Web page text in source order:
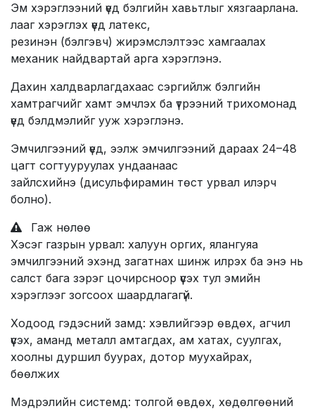
Эм хэрэглээний үед бэлгийн хавьтлыг хязгаарлана.
лааг хэрэглэх үед латекс,
резинэн (бэлгэвч) жирэмслэлтээс хамгаалах
механик найдвартай арга хэрэглэнэ.
Дахин халдварлагдахаас сэргийлж бэлгийн
хамтрагчийг хамт эмчлэх ба үтрээний трихомонад
үед бэлдмэлийг ууж хэрэглэнэ.
Эмчилгээний үед, ээлж эмчилгээний дараах 24–48
цагт согтууруулах ундаанаас
зайлсхийнэ (дисульфирамин төст урвал илэрч
болно).
Гаж нөлөө
Хэсэг газрын урвал: халуун оргих, ялангуяа
эмчилгээний эхэнд загатнах шинж илрэх ба энэ нь
салст бага зэрэг цочирсноор үүсэх тул эмийн
хэрэглээг зогсоох шаардлагагүй.
Ходоод гэдэсний замд: хэвлийгээр өвдөх, агчил
үүсэх, аманд металл амтагдах, ам хатах, суулгах,
хоолны дуршил буурах, дотор муухайрах,
бөөлжих
Мэдрэлийн системд: толгой өвдөх, хөдөлгөөний